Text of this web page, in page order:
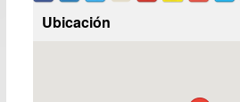
Ubicación